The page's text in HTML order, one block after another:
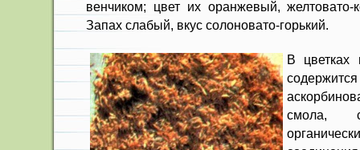
венчиком; цвет их оранже­вый,
Запах слабый, вкус солоновато-горький.
В цветках
смола,